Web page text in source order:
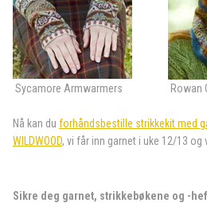
Sycamore Armwarmers Rowan
Nå kan du forhåndsbestille strikkekit med
WILDWOOD, vi får inn garnet i uke 12/13
Sikre deg garnet, strikkebøkene og -